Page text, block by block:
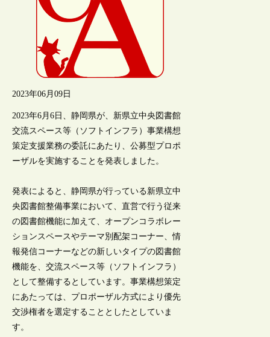
2023年06月09日
2023年6月6日、静岡県が、新県立中央図書館
交流スペース等（ソフトインフラ）事業構想
策定支援業務の委託にあたり、公募型プロポ
ーザルを実施することを発表しました。
発表によると、静岡県が行っている新県立中
央図書館整備事業において、直営で行う従来
の図書館機能に加えて、オープンコラボレー
ションスペースやテーマ別配架コーナー、情
報発信コーナーなどの新しいタイプの図書館
機能を、交流スペース等（ソフトインフラ）
として整備するとしています。事業構想策定
にあたっては、プロポーザル方式により優先
交渉権者を選定することとしたとしていま
す。